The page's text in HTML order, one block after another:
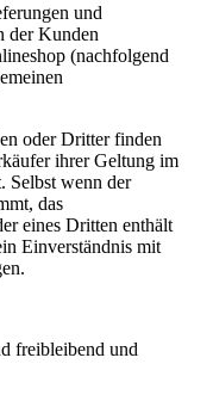
und
der Kunden
(nachfolgend
oder Dritter finden
ihrer Geltung im
Selbst wenn der
das
eines Dritten enthält
Einverständnis mit
freibleibend und